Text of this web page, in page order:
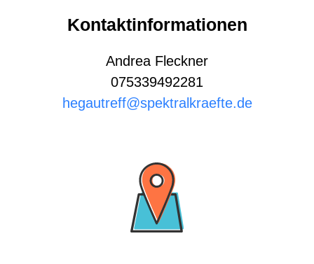
Kontaktinformationen
Andrea Fleckner
075339492281
hegautreff@spektralkraefte.de